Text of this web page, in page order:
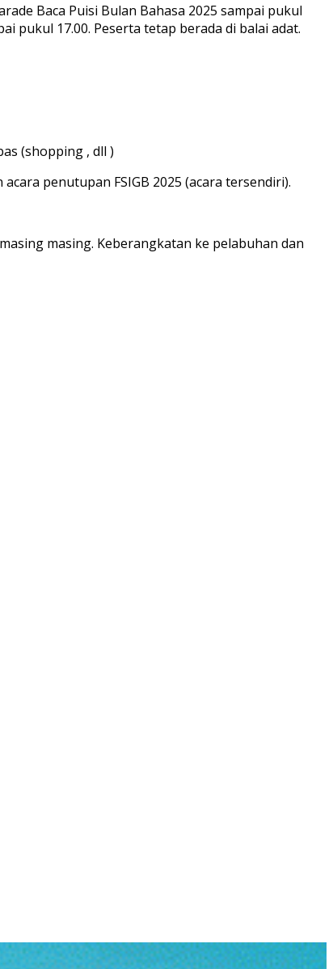
Baca Puisi Bulan Bahasa 2025 sampai pukul
pukul 17.00. Peserta tetap berada di balai adat.
(shopping , dll )
penutupan FSIGB 2025 (acara tersendiri).
masing. Keberangkatan ke pelabuhan dan